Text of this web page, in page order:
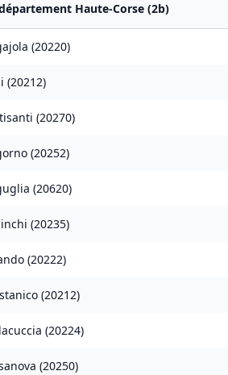
Haute-Corse (2b)
(20220)
(20212)
(20270)
(20252)
(20620)
(20235)
(20222)
(20212)
(20224)
(20250)